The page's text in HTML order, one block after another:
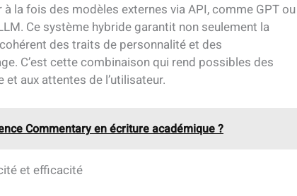
la fois des modèles externes via API, comme GPT ou
Ce système hybride garantit non seulement la
des traits de personnalité et des
C’est cette combinaison qui rend possibles des
aux attentes de l’utilisateur.
Commentary en écriture académique ?
et efficacité